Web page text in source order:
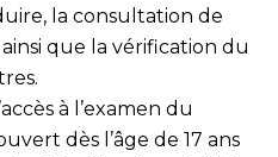
la consultation de
ainsi que la vérification du
à l’examen du
dès l’âge de 17 ans